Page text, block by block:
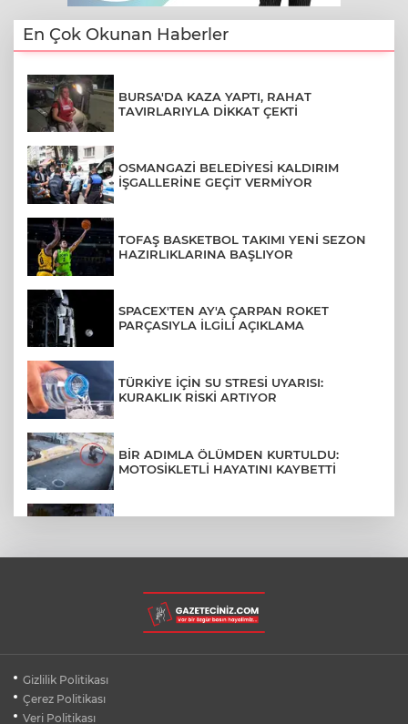
En Çok Okunan Haberler
BURSA'DA KAZA YAPTI, RAHAT
TAVIRLARIYLA DİKKAT ÇEKTİ
OSMANGAZİ BELEDİYESİ KALDIRIM
İŞGALLERİNE GEÇİT VERMİYOR
TOFAŞ BASKETBOL TAKIMI YENİ SEZON
HAZIRLIKLARINA BAŞLIYOR
SPACEX'TEN AY'A ÇARPAN ROKET
PARÇASIYLA İLGİLİ AÇIKLAMA
TÜRKİYE İÇİN SU STRESİ UYARISI:
KURAKLIK RİSKİ ARTIYOR
BİR ADIMLA ÖLÜMDEN KURTULDU:
MOTOSİKLETLİ HAYATINI KAYBETTİ
BURSA ŞEHİR HASTANESİ OTOPARKI
AĞUSTOS AYINDA HİZMETE AÇILIYOR
Gizlilik Politikası
Çerez Politikası
Veri Politikası